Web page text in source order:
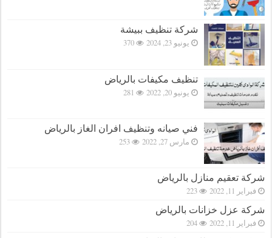
شركة تنظيف ببيشة
يونيو 23, 2024 370
تنظيف مكيفات بالرياض
يونيو 20, 2022 281
فني صيانه وتنظيف افران الغاز بالرياض
مارس 27, 2022 253
شركة تعقيم منازل بالرياض
فبراير 11, 2022 223
شركة عزل خزانات بالرياض
فبراير 11, 2022 204